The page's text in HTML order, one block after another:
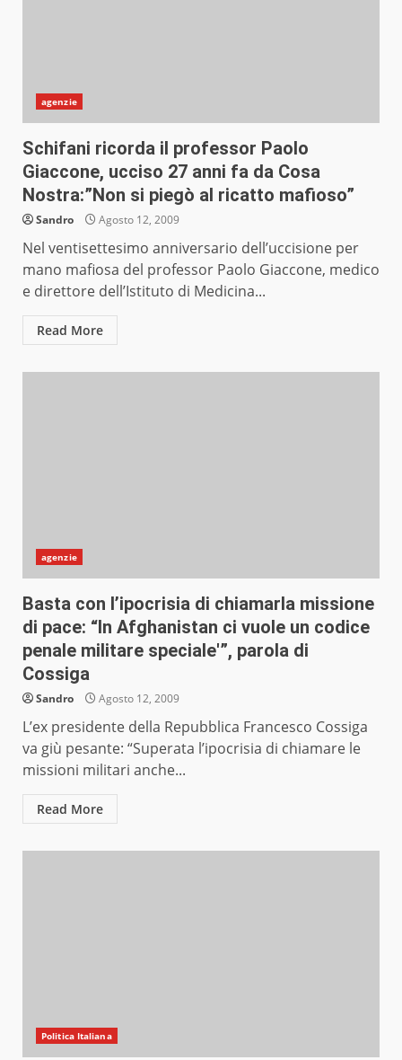
agenzie
Schifani ricorda il professor Paolo
Giaccone, ucciso 27 anni fa da Cosa
Nostra:”Non si piegò al ricatto mafioso”
Sandro Agosto 12, 2009
Nel ventisettesimo anniversario dell’uccisione per
mano mafiosa del professor Paolo Giaccone, medico
e direttore dell’Istituto di Medicina...
Read More
agenzie
Basta con l’ipocrisia di chiamarla missione
di pace: “In Afghanistan ci vuole un codice
penale militare speciale'”, parola di
Cossiga
Sandro Agosto 12, 2009
L’ex presidente della Repubblica Francesco Cossiga
va giù pesante: “Superata l’ipocrisia di chiamare le
missioni militari anche...
Read More
Politica Italiana